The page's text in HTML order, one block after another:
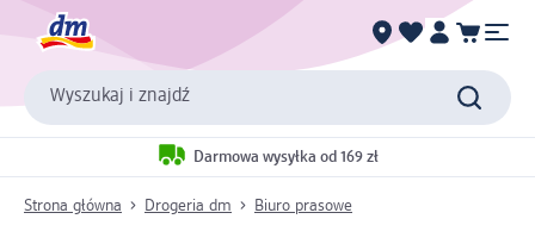
Wyszukaj i znajdź
Darmowa wysyłka od 169 zł
Strona główna Drogeria dm Biuro prasowe